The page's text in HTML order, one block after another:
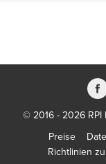
© 2016 - 2026 RPI
Preise
Richtlinien